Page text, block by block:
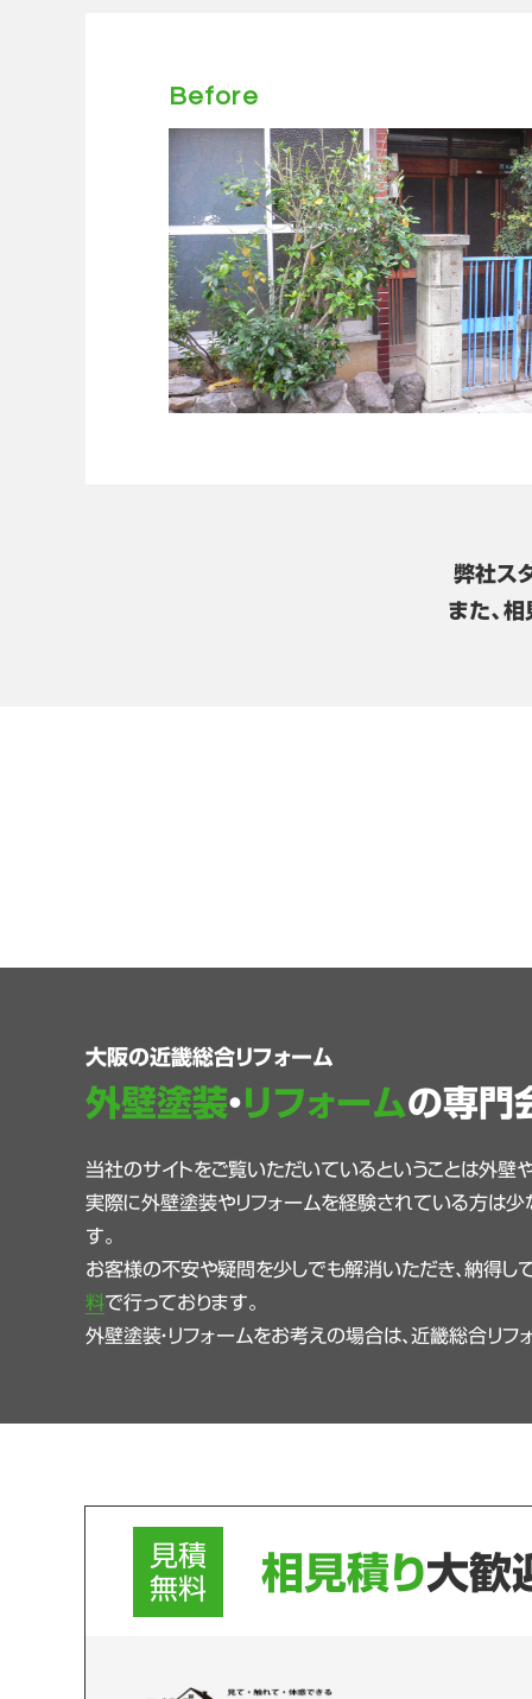
Before
弊社ス
また、
大阪の近畿総合リフォーム
外壁塗装・リフォームの専門
当社のサイトをご覧いただいているということは外壁
実際に外壁塗装やリフォームを経験されている方は
す。
お客様の不安や疑問を少しでも解消いただき、納得し
料で行っております。
外壁塗装・リフォームをお考えの場合は、近畿総合リ
見積
無料
相見積り大歓